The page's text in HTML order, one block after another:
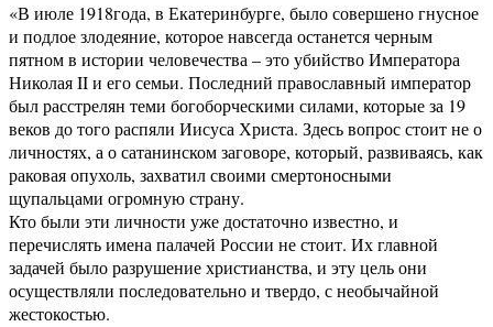
«В июле 1918года, в Екатеринбурге, было совершено гнусное
и подлое злодеяние, которое навсегда останется черным
пятном в истории человечества – это убийство Императора
Николая II и его семьи. Последний православный император
был расстрелян теми богоборческими силами, которые за 19
веков до того распяли Иисуса Христа. Здесь вопрос стоит не о
личностях, а о сатанинском заговоре, который, развиваясь, как
раковая опухоль, захватил своими смертоносными
щупальцами огромную страну.
Кто были эти личности уже достаточно известно, и
перечислять имена палачей России не стоит. Их главной
задачей было разрушение христианства, и эту цель они
осуществляли последовательно и твердо, с необычайной
жестокостью.